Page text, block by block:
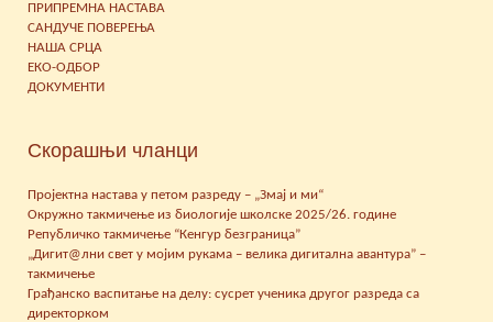
ПРИПРЕМНА НАСТАВА
САНДУЧЕ ПОВЕРЕЊА
НАША СРЦА
ЕКО-ОДБОР
ДОКУМЕНТИ
Скорашњи чланци
Пројектна настава у петом разреду – „Змај и ми“
Окружно такмичење из биологије школске 2025/26. године
Републичко такмичење “Кенгур безграница”
„Дигит@лни свет у мојим рукама – велика дигитална авантура” –
такмичење
Грађанско васпитање на делу: сусрет ученика другог разреда са
директорком